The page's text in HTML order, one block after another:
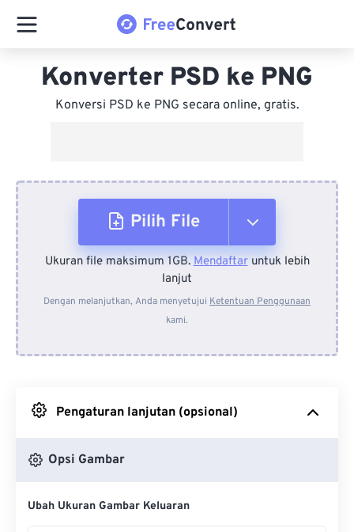
Konverter PSD ke PNG
Konversi PSD ke PNG secara online, gratis.
Pilih File
Dari Perangkat
Dari Dropbox
Ukuran file maksimum 1GB.Mendaftaruntuk lebih
lanjut
Dengan melanjutkan, Anda menyetujui Ketentuan Penggunaan
kami.
Pengaturan lanjutan (opsional)
Opsi Gambar
Ubah Ukuran Gambar Keluaran